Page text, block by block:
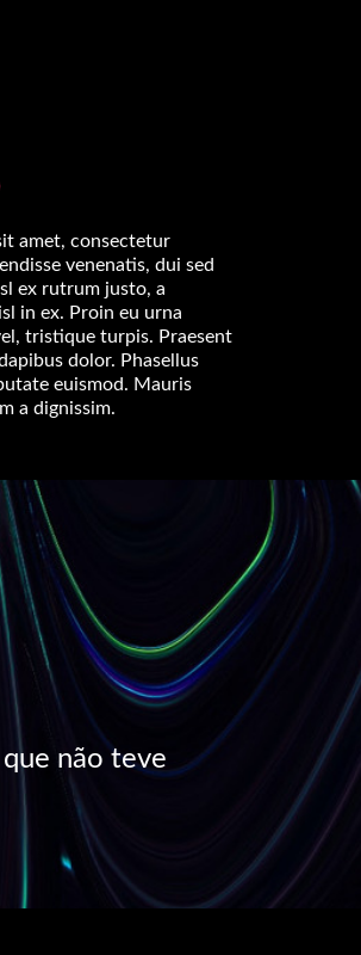
amet, consectetur
venenatis, dui sed
ex rutrum justo, a
in ex. Proin eu urna
tristique turpis. Praesent
dolor. Phasellus
euismod. Mauris
a dignissim.
não teve